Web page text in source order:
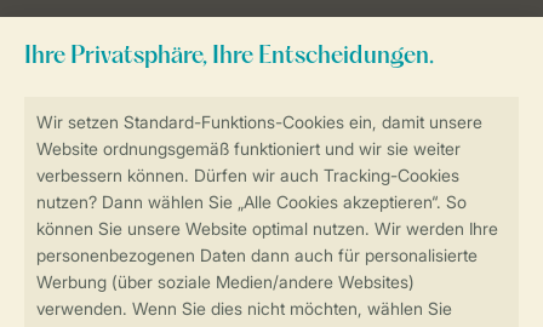
Sicher und schnell zur Online-Buchung
Sichere Datenübertragung
Sicheres Bezahlen